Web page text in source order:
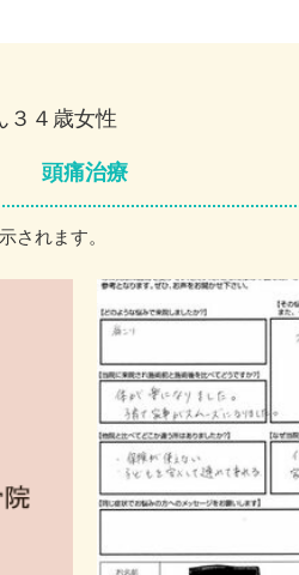
３４歳女性
頭痛治療
されます。